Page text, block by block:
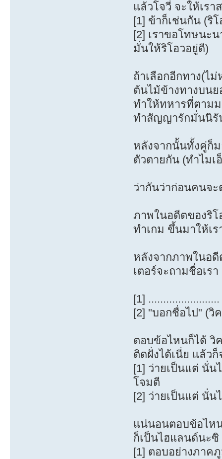
แล้วโจวี่ จะให้เร
[1] ข้าก็เช่นกัน (
[2] เราขอโทษนะ
มั่นให้ริโอวอยู่ดี)
ถ้าเลือกอีกทาง(ไ
ต้นไม้ข้างทางบน
ทำให้ทหารที่ตาม
ทำสัญญารักมั่นนิรั
หลังจากนั้นทั้งคู่ก็
ตัวตายกัน (ทำไมเ
ว่ากันว่าก่อนคนจ
ภาพในอดีตของริ
ทำเกม ขึ้นมาให้เ
หลังจากภาพในอ
เตอร์จะถามชื่อเร
[1]
[2] "บอกชื่อไป" (วิ
ตอบข้อไหนก็ได้ วิ
ติดฝั่งได้เนี่ย แล้ว
[1] ว่ายเป็นแต่ นั่
โจมตี
[2] ว่ายเป็นแต่ นั่
แน่นอนตอบข้อไหน
ก็เป็นไฮแลนด์นะซิ
[1] ตอบอย่างภาค